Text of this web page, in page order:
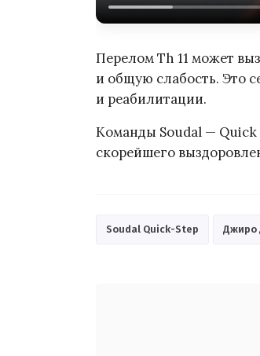
Перелом Th 11 может
и общую слабость. Это
и реабилитации.
Команды Soudal — Quick
скорейшего
Soudal Quick-Step Джиро